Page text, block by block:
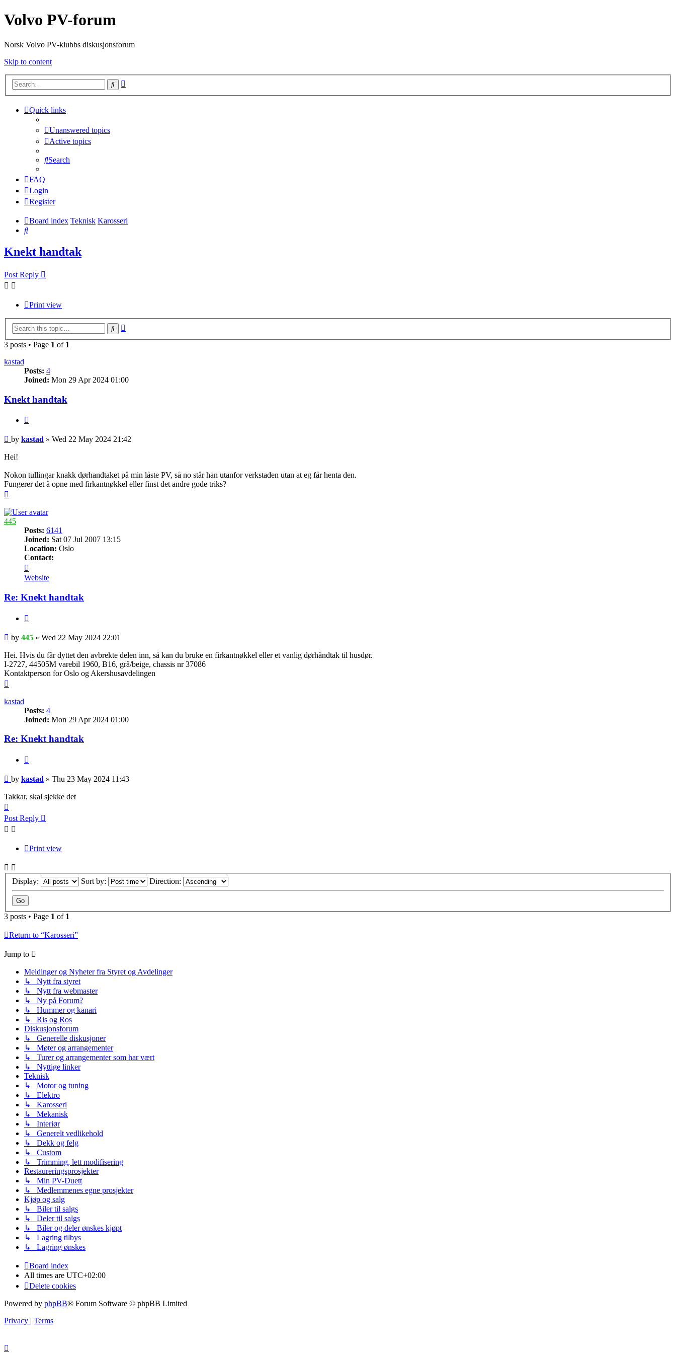
Volvo PV-forum
Norsk Volvo PV-klubbs diskusjonsforum
Skip to content
Search
Quick links
Unanswered topics
Active topics
Search
FAQ
Login
Register
Board index Teknisk Karosseri
Search
Knekt handtak
Post Reply
Print view
Search
3 posts • Page 1 of 1
kastad
Posts: 4
Joined: Mon 29 Apr 2024 01:00
Knekt handtak
Post
by kastad » Wed 22 May 2024 21:42
Hei!
Nokon tullingar knakk dørhandtaket på min låste PV, så no står han utanfor verkstaden utan at eg får henta den.
Fungerer det å opne med firkantnøkkel eller finst det andre gode triks?
445
Posts: 6141
Joined: Sat 07 Jul 2007 13:15
Location: Oslo
Contact:
445
Website
Re: Knekt handtak
Post
by 445 » Wed 22 May 2024 22:01
Hei. Hvis du får dyttet den avbrekte delen inn, så kan du bruke en firkantnøkkel eller et vanlig dørhåndtak til husdør.
I-2727, 44505M varebil 1960, B16, grå/beige, chassis nr 37086
Kontaktperson for Oslo og Akershusavdelingen
kastad
Posts: 4
Joined: Mon 29 Apr 2024 01:00
Re: Knekt handtak
Post
by kastad » Thu 23 May 2024 11:43
Takkar, skal sjekke det
Post Reply
Print view
Display: Sort by: Direction:
3 posts • Page 1 of 1
Return to “Karosseri”
Jump to
Meldinger og Nyheter fra Styret og Avdelinger
↳ Nytt fra styret
↳ Nytt fra webmaster
↳ Ny på Forum?
↳ Hummer og kanari
↳ Ris og Ros
Diskusjonsforum
↳ Generelle diskusjoner
↳ Møter og arrangementer
↳ Turer og arrangementer som har vært
↳ Nyttige linker
Teknisk
↳ Motor og tuning
↳ Elektro
↳ Karosseri
↳ Mekanisk
↳ Interiør
↳ Generelt vedlikehold
↳ Dekk og felg
↳ Custom
↳ Trimming, lett modifisering
Restaureringsprosjekter
↳ Min PV-Duett
↳ Medlemmenes egne prosjekter
Kjøp og salg
↳ Biler til salgs
↳ Deler til salgs
↳ Biler og deler ønskes kjøpt
↳ Lagring tilbys
↳ Lagring ønskes
Board index
All times are UTC+02:00
Delete cookies
Powered by phpBB® Forum Software © phpBB Limited
Privacy | Terms